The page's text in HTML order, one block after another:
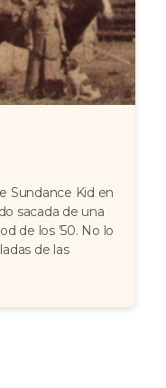
Sundance Kid en
sacada de una
de los ’50. No lo
de las